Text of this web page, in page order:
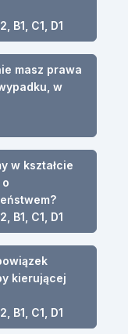
B1, C1, D1
masz prawa
w
w kształcie
B1, C1, D1
kierującej
B1, C1, D1